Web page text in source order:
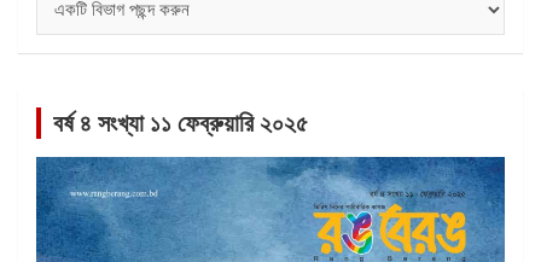
সমূহ
বর্ষ ৪ সংখ্যা ১১ ফেব্রুয়ারি ২০২৫